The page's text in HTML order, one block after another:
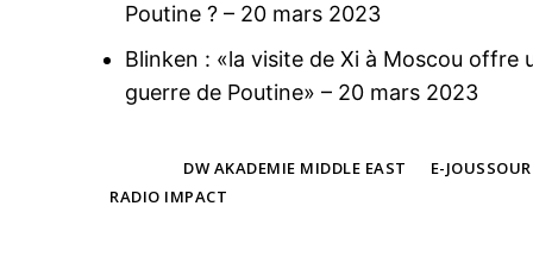
Poutine ? – 20 mars 2023
Blinken : «la visite de Xi à Moscou
guerre de Poutine» – 20 mars 2023
DW AKADEMIE MIDDLE EAST E-JOUSSOUR
RADIO IMPACT